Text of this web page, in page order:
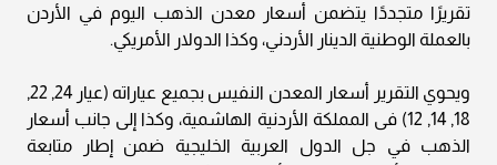
تقريرًا متجددًا يتضمن أسعار معدن الذهب اليوم في الأردن
بالعملة الوطنية الدينار الأردني، وكذا الدولار الأمريكي.
ويحوي التقرير أسعار المعدن النفيس بجميع عياراته (عيار 24, 22,
18, 14, 12) فى المملكة الأردنية الهاشمية، وكذا إلى جانب أسعار
الذهب في جل الدول العربية الخليجية ضمن إطار متابعة